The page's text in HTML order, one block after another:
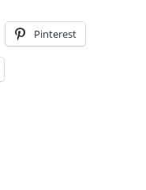
Pinterest